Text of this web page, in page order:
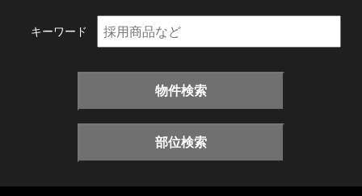
キーワード
物件検索
部位検索